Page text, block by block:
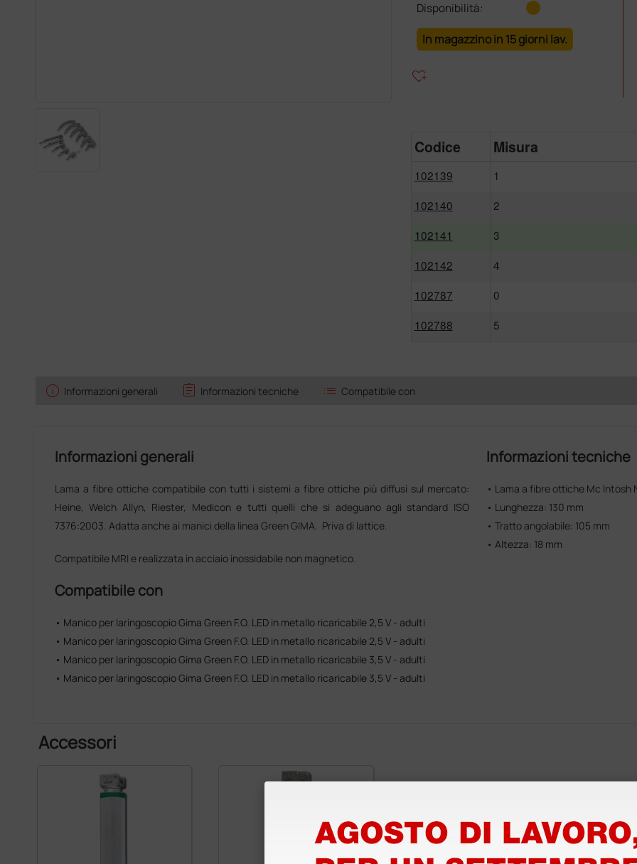
Disponibilità:
In magazzino in 15 giorni lav.
heart_plus
Codice Misura
102139
1
102140
2
102141
3
102142
4
102787
0
102788
5
info Informazioni generali assignment Informazioni tecniche list Compatibile con
Informazioni generali
Lama a fibre ottiche compatibile con tutti i sistemi a fibre ottiche più diffusi sul mercato:
Heine, Welch Allyn, Riester, Medicon e tutti quelli che si adeguano agli standard ISO
7376:2003. Adatta anche ai manici della linea Green GIMA. Priva di lattice.
Compatibile MRI e realizzata in acciaio inossidabile non magnetico.
Compatibile con
• Manico per laringoscopio Gima Green F.O. LED in metallo ricaricabile 2,5 V - adulti
• Manico per laringoscopio Gima Green F.O. LED in metallo ricaricabile 2,5 V - adulti
• Manico per laringoscopio Gima Green F.O. LED in metallo ricaricabile 3,5 V - adulti
• Manico per laringoscopio Gima Green F.O. LED in metallo ricaricabile 3,5 V - adulti
Informazioni tecniche
• Lama a fibre ottiche Mc Intosh
• Lunghezza: 130 mm
• Tratto angolabile: 105 mm
• Altezza: 18 mm
Accessori